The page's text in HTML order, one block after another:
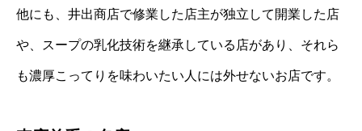
他にも、井出商店で修業した店主が独立して開業した店
や、スープの乳化技術を継承している店があり、それら
も濃厚こってりを味わいたい人には外せないお店です。